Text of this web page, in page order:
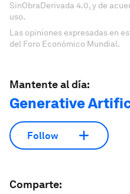
SinObraDerivada 4.0, y de
uso.
Las opiniones expresadas en
del Foro Económico Mundial.
Mantente al día:
Generative
Follow
Comparte: